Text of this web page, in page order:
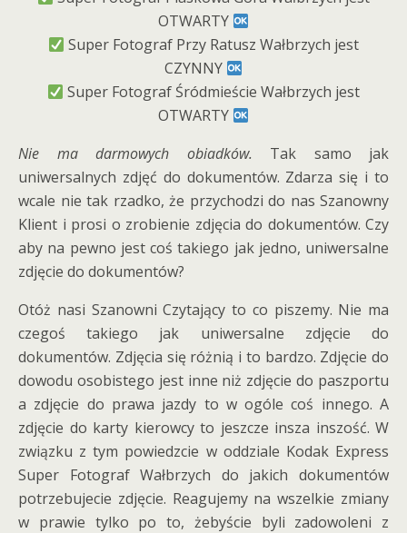
OTWARTY
Super Fotograf Przy Ratusz Wałbrzych jest
CZYNNY
Super Fotograf Śródmieście Wałbrzych jest
OTWARTY
Nie ma darmowych obiadków. Tak samo jak
uniwersalnych zdjęć do dokumentów. Zdarza się i to
wcale nie tak rzadko, że przychodzi do nas Szanowny
Klient i prosi o zrobienie zdjęcia do dokumentów. Czy
aby na pewno jest coś takiego jak jedno, uniwersalne
zdjęcie do dokumentów?
Otóż nasi Szanowni Czytający to co piszemy. Nie ma
czegoś takiego jak uniwersalne zdjęcie do
dokumentów. Zdjęcia się różnią i to bardzo. Zdjęcie do
dowodu osobistego jest inne niż zdjęcie do paszportu
a zdjęcie do prawa jazdy to w ogóle coś innego. A
zdjęcie do karty kierowcy to jeszcze insza inszość. W
związku z tym powiedzcie w oddziale Kodak Express
Super Fotograf Wałbrzych do jakich dokumentów
potrzebujecie zdjęcie. Reagujemy na wszelkie zmiany
w prawie tylko po to, żebyście byli zadowoleni z